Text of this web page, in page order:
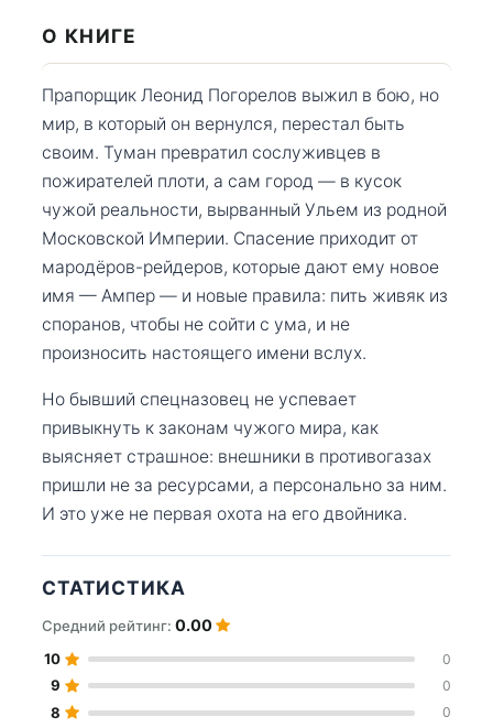
О КНИГЕ
Прапорщик Леонид Погорелов выжил в бою, но
мир, в который он вернулся, перестал быть
своим. Туман превратил сослуживцев в
пожирателей плоти, а сам город — в кусок
чужой реальности, вырванный Ульем из родной
Московской Империи. Спасение приходит от
мародёров-рейдеров, которые дают ему новое
имя — Ампер — и новые правила: пить живяк из
споранов, чтобы не сойти с ума, и не
произносить настоящего имени вслух.
Но бывший спецназовец не успевает
привыкнуть к законам чужого мира, как
выясняет страшное: внешники в противогазах
пришли не за ресурсами, а персонально за ним.
И это уже не первая охота на его двойника.
СТАТИСТИКА
Средний рейтинг: 0.00
10 0
9 0
8 0